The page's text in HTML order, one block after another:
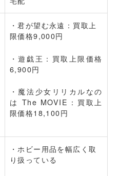
・君が望む永遠：買取上
限価格9,000円
・遊戯王：買取上限価格
6,900円
・魔法少女リリカルなの
は The MOVIE：買取上
限価格18,100円
・ホビー用品を幅広く取
り扱っている